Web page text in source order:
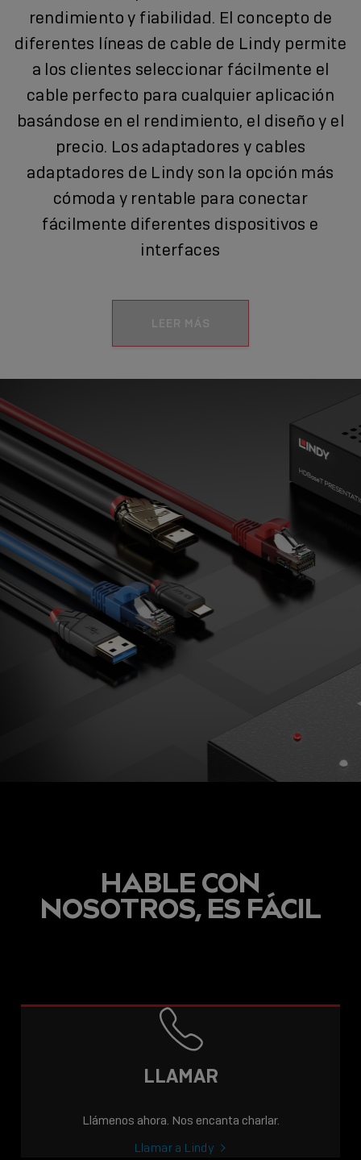
rendimiento y fiabilidad. El concepto de
diferentes líneas de cable de Lindy permite
a los clientes seleccionar fácilmente el
cable perfecto para cualquier aplicación
basándose en el rendimiento, el diseño y el
precio. Los adaptadores y cables
adaptadores de Lindy son la opción más
cómoda y rentable para conectar
fácilmente diferentes dispositivos e
interfaces
LEER MÁS
HABLE CON
NOSOTROS, ES FÁCIL
LLAMAR
Llámenos ahora. Nos encanta charlar.
Llamar a Lindy